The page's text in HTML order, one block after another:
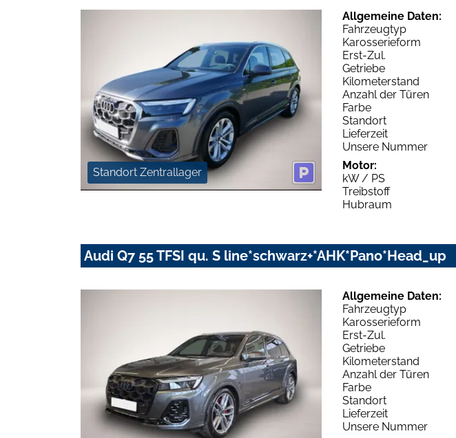
Standort Zentrallager
Allgemeine Daten:
Fahrzeugtyp
Karosserieform
Erst-Zul.
Getriebe
Kilometerstand
Anzahl der Türen
Farbe
Standort
Lieferzeit
Unsere Nummer
Motor:
kW / PS
Treibstoff
Hubraum
Audi Q7 55 TFSI qu. S line*schwarz+*AHK*Pano*Head_up
Allgemeine Daten:
Fahrzeugtyp
Karosserieform
Erst-Zul.
Getriebe
Kilometerstand
Anzahl der Türen
Farbe
Standort
Lieferzeit
Unsere Nummer